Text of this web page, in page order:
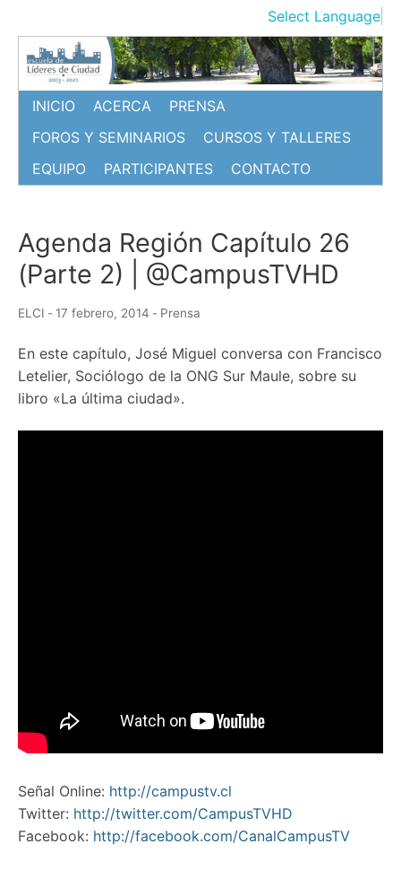
contenido
Select Language
INICIO ACERCA
PRENSA
FOROS Y SEMINARIOS
CURSOS Y TALLERES
EQUIPO
PARTICIPANTES CONTACTO
Agenda Región Capítulo 26
(Parte 2) | @CampusTVHD
ELCI - 17 febrero, 2014 - Prensa
En este capítulo, José Miguel conversa con Francisco
Letelier, Sociólogo de la ONG Sur Maule, sobre su
libro «La última ciudad».
Señal Online: http://campustv.cl
Twitter: http://twitter.com/CampusTVHD
Facebook: http://facebook.com/CanalCampusTV